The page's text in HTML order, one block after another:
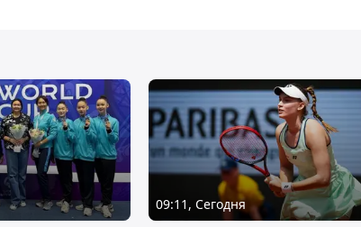
09:11, Сегодня